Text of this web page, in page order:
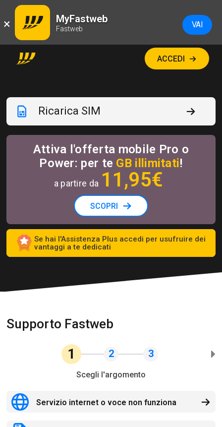
× MyFastweb
Fastweb VAI
ACCEDI
Ricarica SIM
Attiva l'offerta mobile Pro o
Power: per te GB illimitati!
a partire da 11 ,95€
SCOPRI
Se hai l'Assistenza Plus accedi per usufruire dei
vantaggi a te dedicati
Supporto Fastweb
1 2 3
Scegli l'argomento
Servizio internet o voce non funziona